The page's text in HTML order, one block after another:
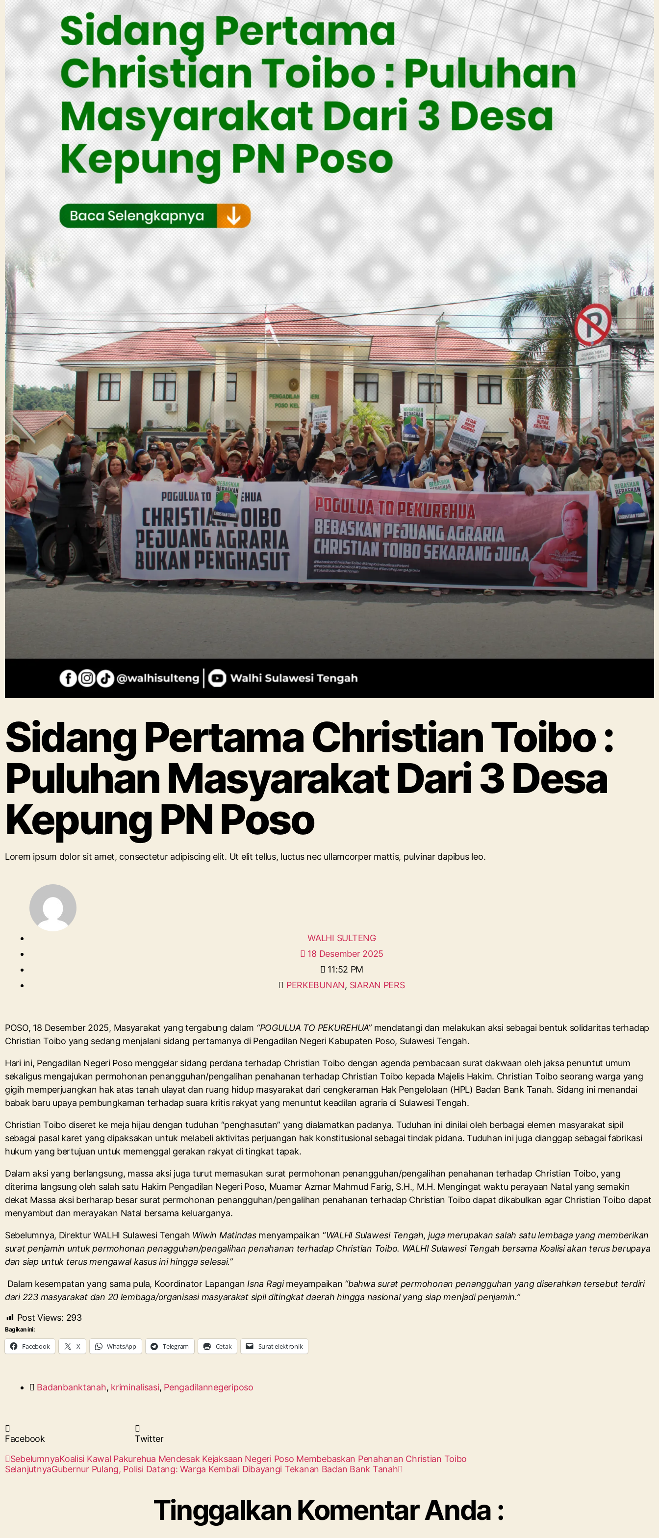
Sidang Pertama Christian Toibo :
Puluhan Masyarakat Dari 3 Desa
Kepung PN Poso
Lorem ipsum dolor sit amet, consectetur adipiscing elit. Ut elit tellus, luctus nec ullamcorper mattis, pulvinar dapibus leo.
WALHI SULTENG
18 Desember 2025
11:52 PM
PERKEBUNAN, SIARAN PERS
POSO, 18 Desember 2025, Masyarakat yang tergabung dalam “POGULUA TO PEKUREHUA” mendatangi dan melakukan aksi sebagai bentuk solidaritas terhadap
Christian Toibo yang sedang menjalani sidang pertamanya di Pengadilan Negeri Kabupaten Poso, Sulawesi Tengah.
Hari ini, Pengadilan Negeri Poso menggelar sidang perdana terhadap Christian Toibo dengan agenda pembacaan surat dakwaan oleh jaksa penuntut umum
sekaligus mengajukan permohonan penangguhan/pengalihan penahanan terhadap Christian Toibo kepada Majelis Hakim. Christian Toibo seorang warga yang
gigih memperjuangkan hak atas tanah ulayat dan ruang hidup masyarakat dari cengkeraman Hak Pengelolaan (HPL) Badan Bank Tanah. Sidang ini menandai
babak baru upaya pembungkaman terhadap suara kritis rakyat yang menuntut keadilan agraria di Sulawesi Tengah.
Christian Toibo diseret ke meja hijau dengan tuduhan “penghasutan” yang dialamatkan padanya. Tuduhan ini dinilai oleh berbagai elemen masyarakat sipil
sebagai pasal karet yang dipaksakan untuk melabeli aktivitas perjuangan hak konstitusional sebagai tindak pidana. Tuduhan ini juga dianggap sebagai fabrikasi
hukum yang bertujuan untuk memenggal gerakan rakyat di tingkat tapak.
Dalam aksi yang berlangsung, massa aksi juga turut memasukan surat permohonan penangguhan/pengalihan penahanan terhadap Christian Toibo, yang
diterima langsung oleh salah satu Hakim Pengadilan Negeri Poso, Muamar Azmar Mahmud Farig, S.H., M.H. Mengingat waktu perayaan Natal yang semakin
dekat Massa aksi berharap besar surat permohonan penangguhan/pengalihan penahanan terhadap Christian Toibo dapat dikabulkan agar Christian Toibo dapat
menyambut dan merayakan Natal bersama keluarganya.
Sebelumnya, Direktur WALHI Sulawesi Tengah Wiwin Matindas menyampaikan “WALHI Sulawesi Tengah, juga merupakan salah satu lembaga yang memberikan
surat penjamin untuk permohonan penagguhan/pengalihan penahanan terhadap Christian Toibo. WALHI Sulawesi Tengah bersama Koalisi akan terus berupaya
dan siap untuk terus mengawal kasus ini hingga selesai.”
Dalam kesempatan yang sama pula, Koordinator LapanganIsna Ragimeyampaikan “bahwa surat permohonan penangguhan yang diserahkan tersebut terdiri
dari 223 masyarakat dan 20 lembaga/organisasi masyarakat sipil ditingkat daerah hingga nasional yang siap menjadi penjamin.”
Post Views: 293
Bagikan ini:
Facebook X WhatsApp Telegram Cetak Surat elektronik
Badanbanktanah, kriminalisasi, Pengadilannegeriposo
Facebook
Twitter
SebelumnyaKoalisi Kawal Pakurehua Mendesak Kejaksaan Negeri Poso Membebaskan Penahanan Christian Toibo
SelanjutnyaGubernur Pulang, Polisi Datang: Warga Kembali Dibayangi Tekanan Badan Bank Tanah
Tinggalkan Komentar Anda :